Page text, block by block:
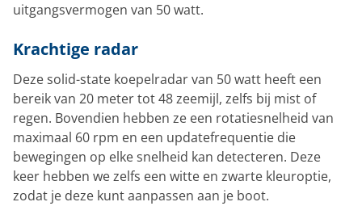
uitgangsvermogen van 50 watt.
Krachtige radar
Deze solid-state koepelradar van 50 watt heeft een
bereik van 20 meter tot 48 zeemijl, zelfs bij mist of
regen. Bovendien hebben ze een rotatiesnelheid van
maximaal 60 rpm en een updatefrequentie die
bewegingen op elke snelheid kan detecteren. Deze
keer hebben we zelfs een witte en zwarte kleuroptie,
zodat je deze kunt aanpassen aan je boot.